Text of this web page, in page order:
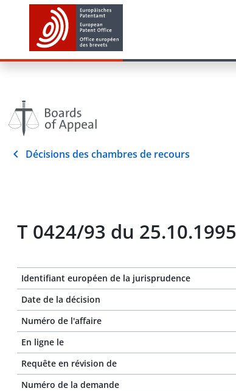
Décisions des chambres de recours
T 0424/93 du 25.10.1995
Identifiant européen de la jurisprudence
Date de la décision
Numéro de l'affaire
En ligne le
Requête en révision de
Numéro de la demande